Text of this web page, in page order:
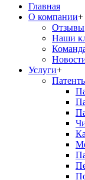
Главная
О компании+
Отзывы
Наши
Услуги+